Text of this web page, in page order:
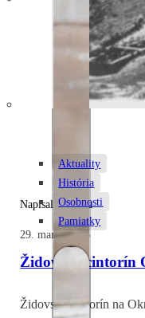
Napísal: Zuzana
29. marca 2025
Židovský cintorín
Židovský cintorín na
Aktuality
História
Osobnosti
Pamiatky